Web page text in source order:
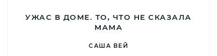
УЖАС В ДОМЕ. ТО, ЧТО НЕ СКАЗАЛА
МАМА
САША ВЕЙ